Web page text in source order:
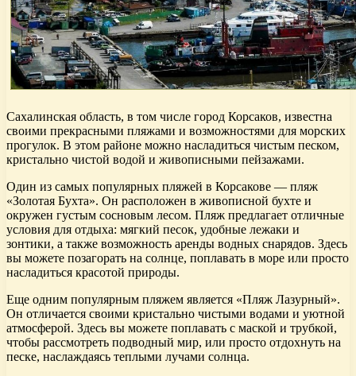
Сахалинская область, в том числе город Корсаков, известна
своими прекрасными пляжами и возможностями для морских
прогулок. В этом районе можно насладиться чистым песком,
кристально чистой водой и живописными пейзажами.
Один из самых популярных пляжей в Корсакове — пляж
«Золотая Бухта». Он расположен в живописной бухте и
окружен густым сосновым лесом. Пляж предлагает отличные
условия для отдыха: мягкий песок, удобные лежаки и
зонтики, а также возможность аренды водных снарядов. Здесь
вы можете позагорать на солнце, поплавать в море или просто
насладиться красотой природы.
Еще одним популярным пляжем является «Пляж Лазурный».
Он отличается своими кристально чистыми водами и уютной
атмосферой. Здесь вы можете поплавать с маской и трубкой,
чтобы рассмотреть подводный мир, или просто отдохнуть на
песке, наслаждаясь теплыми лучами солнца.